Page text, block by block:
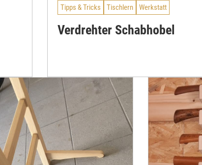
Tipps & Tricks Tischlern Werkstatt
Verdrehter Schabhobel